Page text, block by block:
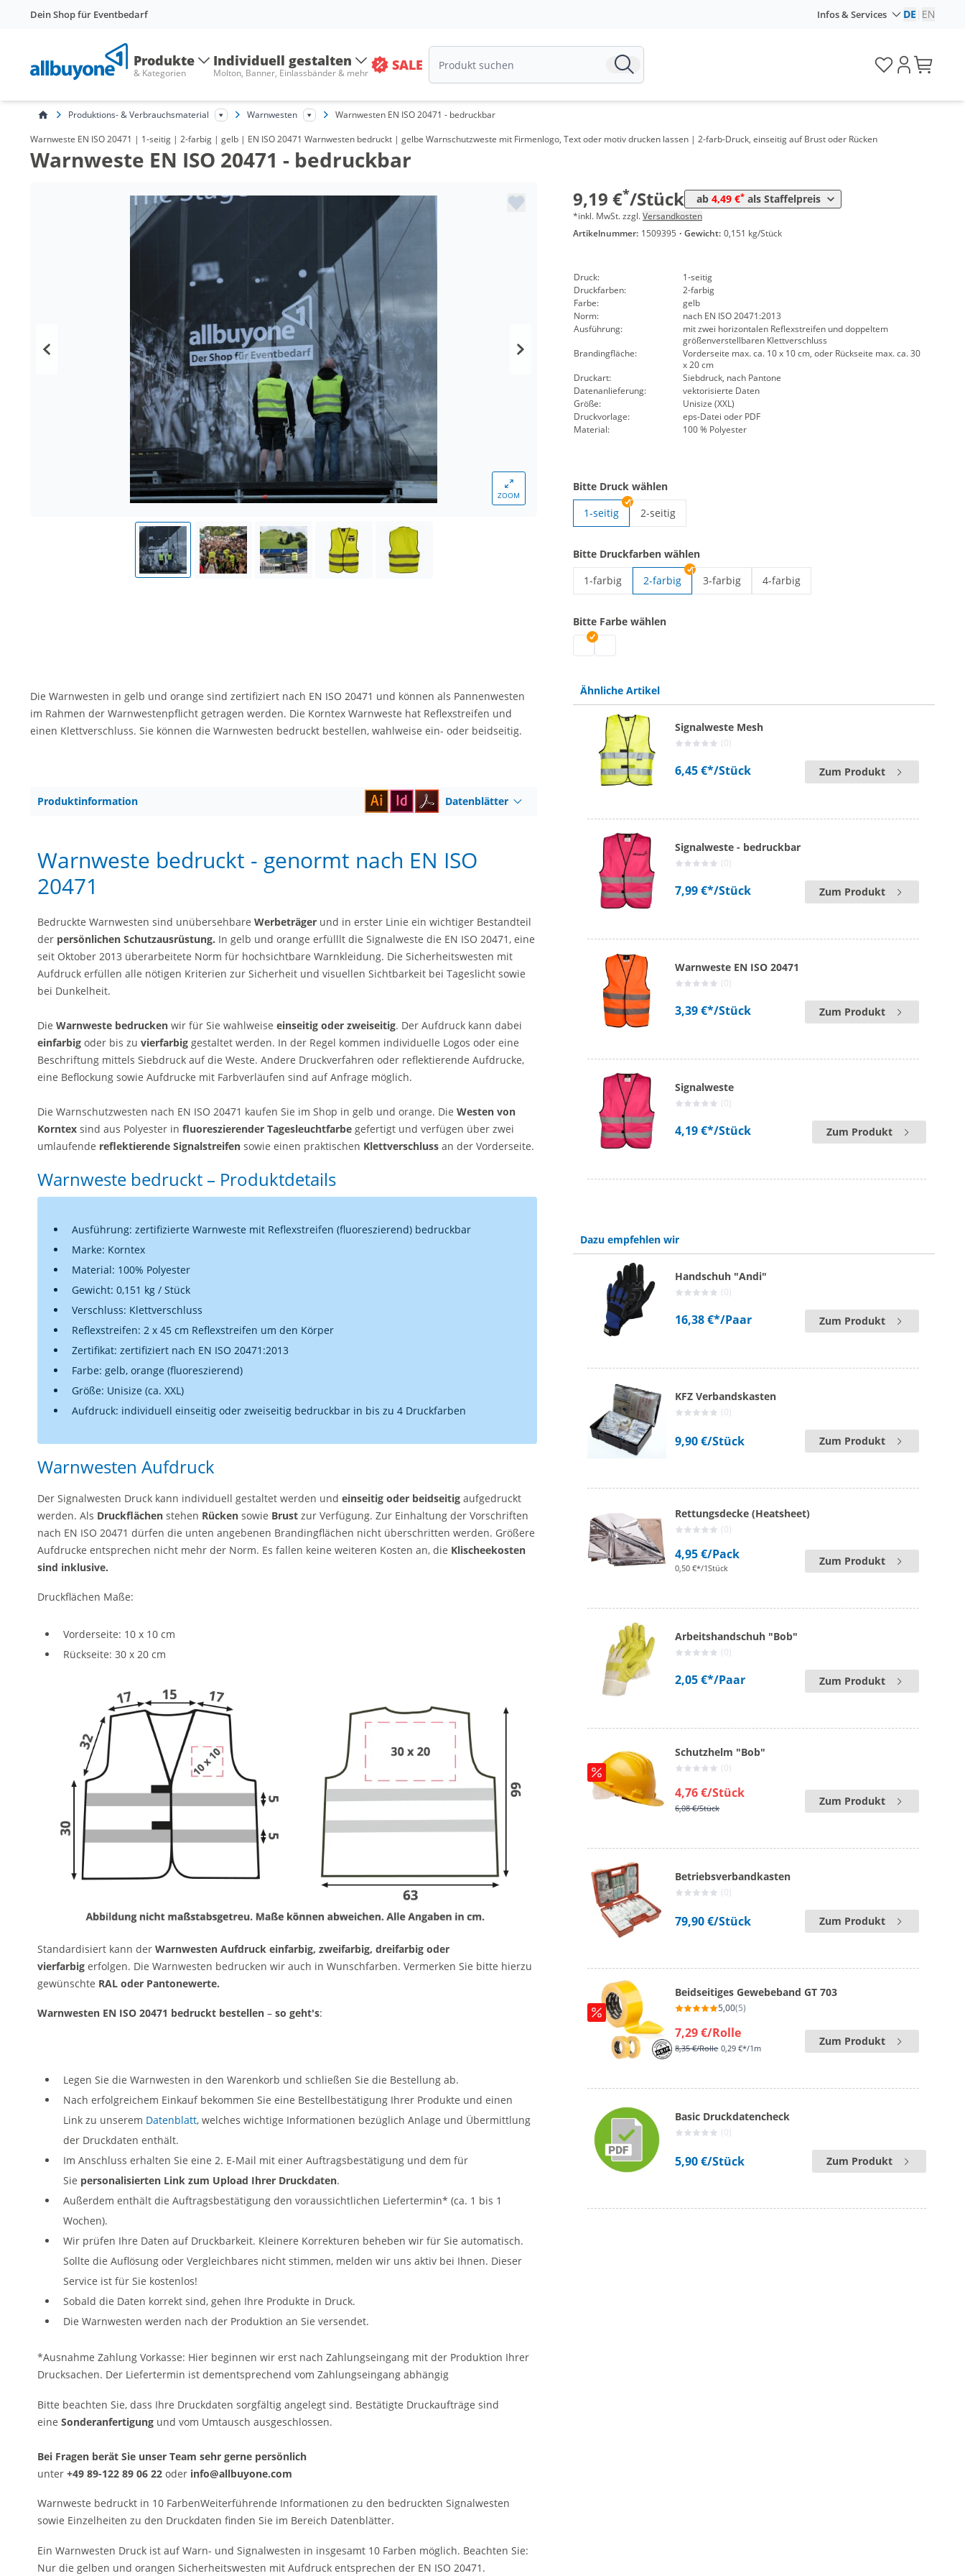
Dein Shop für Eventbedarf Infos & Services DE EN
Produkte
& Kategorien
Individuell gestalten
Molton, Banner, Einlassbänder & mehr SALE
Produktions- & Verbrauchsmaterial Warnwesten Warnwesten EN ISO 20471 - bedruckbar
Warnweste EN ISO 20471 | 1-seitig | 2-farbig | gelb | EN ISO 20471 Warnwesten bedruckt | gelbe Warnschutzweste mit Firmenlogo, Text oder motiv drucken lassen | 2-farb-Druck, einseitig auf Brust oder Rücken
Warnweste EN ISO 20471 - bedruckbar
ZOOM
9,19 €*/Stück ab 4,49 €* als Staffelpreis
ab 100 Stück
ab 200 Stück 5,39 €*
ab 1000 Stück 4,49 €
*inkl. MwSt. zzgl.Versandkosten
Artikelnummer: 1509395 · Gewicht: 0,151 kg/Stück
Druck:
1-seitig
Druckfarben:
2-farbig
Farbe:
gelb
Norm:
nach EN ISO 20471:2013
Ausführung:
mit zwei horizontalen Reflexstreifen und doppeltem
größenverstellbaren Klettverschluss
Brandingfläche:
Vorderseite max. ca. 10 x 10 cm, oder Rückseite max. ca. 30
x 20 cm
Druckart:
Siebdruck, nach Pantone
Datenanlieferung:
vektorisierte Daten
Größe:
Unisize (XXL)
Druckvorlage:
eps-Datei oder PDF
Material:
100 % Polyester
Bitte Druck wählen
1-seitig
2-seitig
Bitte Druckfarben wählen
1-farbig
2-farbig
3-farbig
4-farbig
Bitte Farbe wählen
Warnweste EN ISO 20471 | gelb
Warnweste EN ISO 20471 | orange
Die Warnwesten in gelb und orange sind zertifiziert nach EN ISO 20471 und können als Pannenwesten
im Rahmen der Warnwestenpflicht getragen werden. Die Korntex Warnweste hat Reflexstreifen und
einen Klettverschluss. Sie können die Warnwesten bedruckt bestellen, wahlweise ein- oder beidseitig.
Produktinformation Datenblätter
Warnweste bedruckt - genormt nach EN ISO
20471
Bedruckte Warnwesten sind unübersehbare Werbeträger und in erster Linie ein wichtiger Bestandteil
der persönlichen Schutzausrüstung. In gelb und orange erfülllt die Signalweste die EN ISO 20471, eine
seit Oktober 2013 überarbeitete Norm für hochsichtbare Warnkleidung. Die Sicherheitswesten mit
Aufdruck erfüllen alle nötigen Kriterien zur Sicherheit und visuellen Sichtbarkeit bei Tageslicht sowie
bei Dunkelheit.
Die Warnweste bedrucken wir für Sie wahlweise einseitig oder zweiseitig. Der Aufdruck kann dabei
einfarbig oder bis zu vierfarbig gestaltet werden. In der Regel kommen individuelle Logos oder eine
Beschriftung mittels Siebdruck auf die Weste. Andere Druckverfahren oder reflektierende Aufdrucke,
eine Beflockung sowie Aufdrucke mit Farbverläufen sind auf Anfrage möglich.
Die Warnschutzwesten nach EN ISO 20471 kaufen Sie im Shop in gelb und orange. Die Westen von
Korntex sind aus Polyester in fluoreszierender Tagesleuchtfarbe gefertigt und verfügen über zwei
umlaufende reflektierende Signalstreifen sowie einen praktischen Klettverschluss an der Vorderseite.
Warnweste bedruckt – Produktdetails
Ausführung: zertifizierte Warnweste mit Reflexstreifen (fluoreszierend) bedruckbar
Marke: Korntex
Material: 100% Polyester
Gewicht: 0,151 kg / Stück
Verschluss: Klettverschluss
Reflexstreifen: 2 x 45 cm Reflexstreifen um den Körper
Zertifikat: zertifiziert nach EN ISO 20471:2013
Farbe: gelb, orange (fluoreszierend)
Größe: Unisize (ca. XXL)
Aufdruck: individuell einseitig oder zweiseitig bedruckbar in bis zu 4 Druckfarben
Warnwesten Aufdruck
Der Signalwesten Druck kann individuell gestaltet werden und einseitig oder beidseitig aufgedruckt
werden. Als Druckflächen stehen Rücken sowie Brust zur Verfügung. Zur Einhaltung der Vorschriften
nach EN ISO 20471 dürfen die unten angebenen Brandingflächen nicht überschritten werden. Größere
Aufdrucke entsprechen nicht mehr der Norm. Es fallen keine weiteren Kosten an, die Klischeekosten
sind inklusive.
Druckflächen Maße:
Vorderseite: 10 x 10 cm
Rückseite: 30 x 20 cm
Standardisiert kann der Warnwesten Aufdruck einfarbig, zweifarbig, dreifarbig oder
vierfarbig erfolgen. Die Warnwesten bedrucken wir auch in Wunschfarben. Vermerken Sie bitte hierzu
gewünschte RAL oder Pantonewerte.
Warnwesten EN ISO 20471 bedruckt bestellen – so geht's:
Legen Sie die Warnwesten in den Warenkorb und schließen Sie die Bestellung ab.
Nach erfolgreichem Einkauf bekommen Sie eine Bestellbestätigung Ihrer Produkte und einen
Link zu unserem Datenblatt, welches wichtige Informationen bezüglich Anlage und Übermittlung
der Druckdaten enthält.
Im Anschluss erhalten Sie eine 2. E-Mail mit einer Auftragsbestätigung und dem für
Sie personalisierten Link zum Upload Ihrer Druckdaten.
Außerdem enthält die Auftragsbestätigung den voraussichtlichen Liefertermin* (ca. 1 bis 1
Wochen).
Wir prüfen Ihre Daten auf Druckbarkeit. Kleinere Korrekturen beheben wir für Sie automatisch.
Sollte die Auflösung oder Vergleichbares nicht stimmen, melden wir uns aktiv bei Ihnen. Dieser
Service ist für Sie kostenlos!
Sobald die Daten korrekt sind, gehen Ihre Produkte in Druck.
Die Warnwesten werden nach der Produktion an Sie versendet.
*Ausnahme Zahlung Vorkasse: Hier beginnen wir erst nach Zahlungseingang mit der Produktion Ihrer
Drucksachen. Der Liefertermin ist dementsprechend vom Zahlungseingang abhängig
Bitte beachten Sie, dass Ihre Druckdaten sorgfältig angelegt sind. Bestätigte Druckaufträge sind
eine Sonderanfertigung und vom Umtausch ausgeschlossen.
Bei Fragen berät Sie unser Team sehr gerne persönlich
unter +49 89-122 89 06 22 oder info@allbuyone.com
Warnweste bedruckt in 10 FarbenWeiterführende Informationen zu den bedruckten Signalwesten
sowie Einzelheiten zu den Druckdaten finden Sie im Bereich Datenblätter.
Ein Warnwesten Druck ist auf Warn- und Signalwesten in insgesamt 10 Farben möglich. Beachten Sie:
Nur die gelben und orangen Sicherheitswesten mit Aufdruck entsprechen der EN ISO 20471.
Ähnliche Artikel
Signalweste Mesh
(0)
6,45 €*/Stück Zum Produkt
Signalweste - bedruckbar
(0)
7,99 €*/Stück Zum Produkt
Warnweste EN ISO 20471
(0)
3,39 €*/Stück Zum Produkt
Signalweste
(0)
4,19 €*/Stück Zum Produkt
Dazu empfehlen wir
Handschuh "Andi"
(0)
16,38 €*/Paar Zum Produkt
KFZ Verbandskasten
(0)
9,90 €/Stück Zum Produkt
Rettungsdecke (Heatsheet)
(0)
4,95 €/Pack
0,50 €*/1Stück
Zum Produkt
Arbeitshandschuh "Bob"
(0)
2,05 €*/Paar Zum Produkt
Schutzhelm "Bob"
(0)
4,76 €/Stück
6,08 €/Stück
Zum Produkt
Betriebsverbandkasten
(0)
79,90 €/Stück Zum Produkt
Beidseitiges Gewebeband GT 703
5,00(5)
7,29 €/Rolle
8,35 €/Rolle 0,29 €*/1m
Zum Produkt
Basic Druckdatencheck
(0)
5,90 €/Stück Zum Produkt